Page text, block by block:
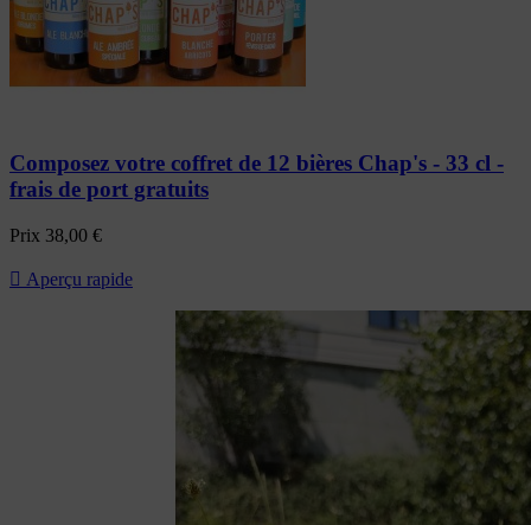
Composez votre coffret de 12 bières Chap's - 33 cl -
frais de port gratuits
Prix 38,00 €
 Aperçu rapide